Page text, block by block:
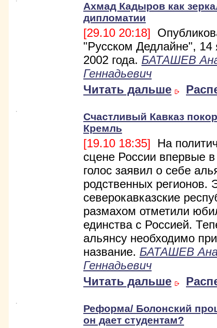
Ахмад Кадыров как
дипломатии
[29.10 20:18]
"Русском Дедлайне", 14
2002 года. БАТАШЕВ
Геннадьевич
Читать дальше
Счастливый Кавказ
Кремль
[19.10 18:35] На
сцене России впервые
голос заявил о себе
родственных регионов.
северокавказские
размахом отметили
единства с Россией.
альянсу необходимо
название. БАТАШЕВ
Геннадьевич
Читать дальше
Реформа/ Болонский
он дает студентам?